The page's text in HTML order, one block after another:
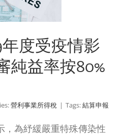
度受疫情影
純益率按80%
營利事業所得稅 | Tags:結算申報
，為紓緩嚴重特殊傳染性